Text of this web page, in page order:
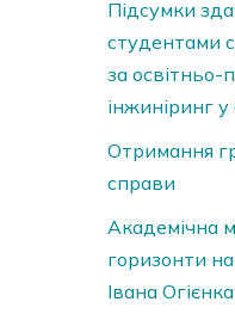
Підсумки
студентами
за
інжиніринг у
Отримання
справи
Академічна
горизонти
Івана Огієнка